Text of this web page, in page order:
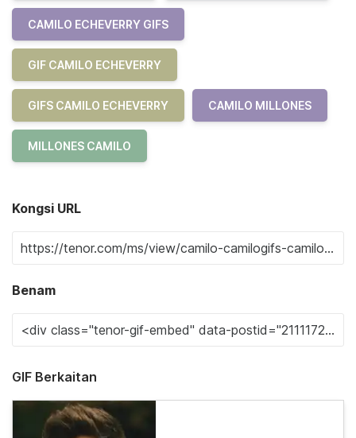
CAMILO ECHEVERRY GIFS
GIF CAMILO ECHEVERRY
GIFS CAMILO ECHEVERRY CAMILO MILLONES
MILLONES CAMILO
Kongsi URL
Benam
GIF Berkaitan